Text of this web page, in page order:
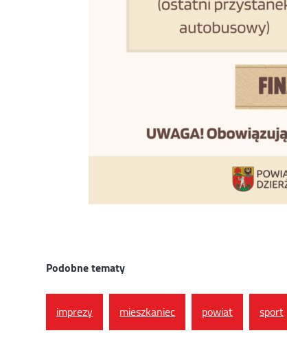
Podobne tematy
imprezy mieszkaniec powiat sport